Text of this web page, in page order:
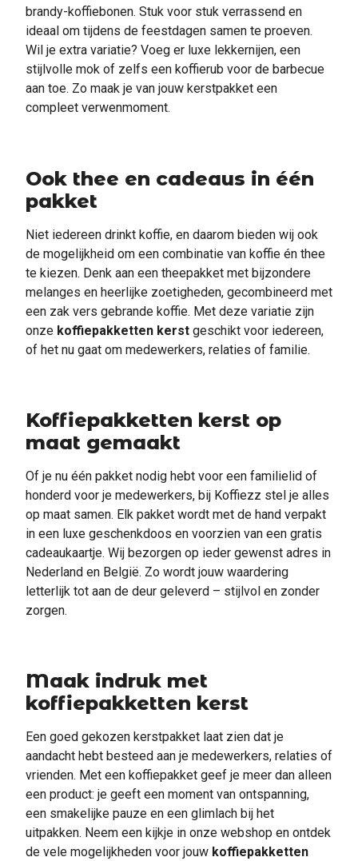
brandy-koffiebonen. Stuk voor stuk verrassend en
ideaal om tijdens de feestdagen samen te proeven.
Wil je extra variatie? Voeg er luxe lekkernijen, een
stijlvolle mok of zelfs een koffierub voor de barbecue
aan toe. Zo maak je van jouw kerstpakket een
compleet verwenmoment.
Ook thee en cadeaus in één
pakket
Niet iedereen drinkt koffie, en daarom bieden wij ook
de mogelijkheid om een combinatie van koffie én thee
te kiezen. Denk aan een theepakket met bijzondere
melanges en heerlijke zoetigheden, gecombineerd met
een zak vers gebrande koffie. Met deze variatie zijn
onze koffiepakketten kerst geschikt voor iedereen,
of het nu gaat om medewerkers, relaties of familie.
Koffiepakketten kerst op
maat gemaakt
Of je nu één pakket nodig hebt voor een familielid of
honderd voor je medewerkers, bij Koffiezz stel je alles
op maat samen. Elk pakket wordt met de hand verpakt
in een luxe geschenkdoos en voorzien van een gratis
cadeaukaartje. Wij bezorgen op ieder gewenst adres in
Nederland en België. Zo wordt jouw waardering
letterlijk tot aan de deur geleverd – stijlvol en zonder
zorgen.
Maak indruk met
koffiepakketten kerst
Een goed gekozen kerstpakket laat zien dat je
aandacht hebt besteed aan je medewerkers, relaties of
vrienden. Met een koffiepakket geef je meer dan alleen
een product: je geeft een moment van ontspanning,
een smakelijke pauze en een glimlach bij het
uitpakken. Neem een kijkje in onze webshop en ontdek
de vele mogelijkheden voor jouw koffiepakketten